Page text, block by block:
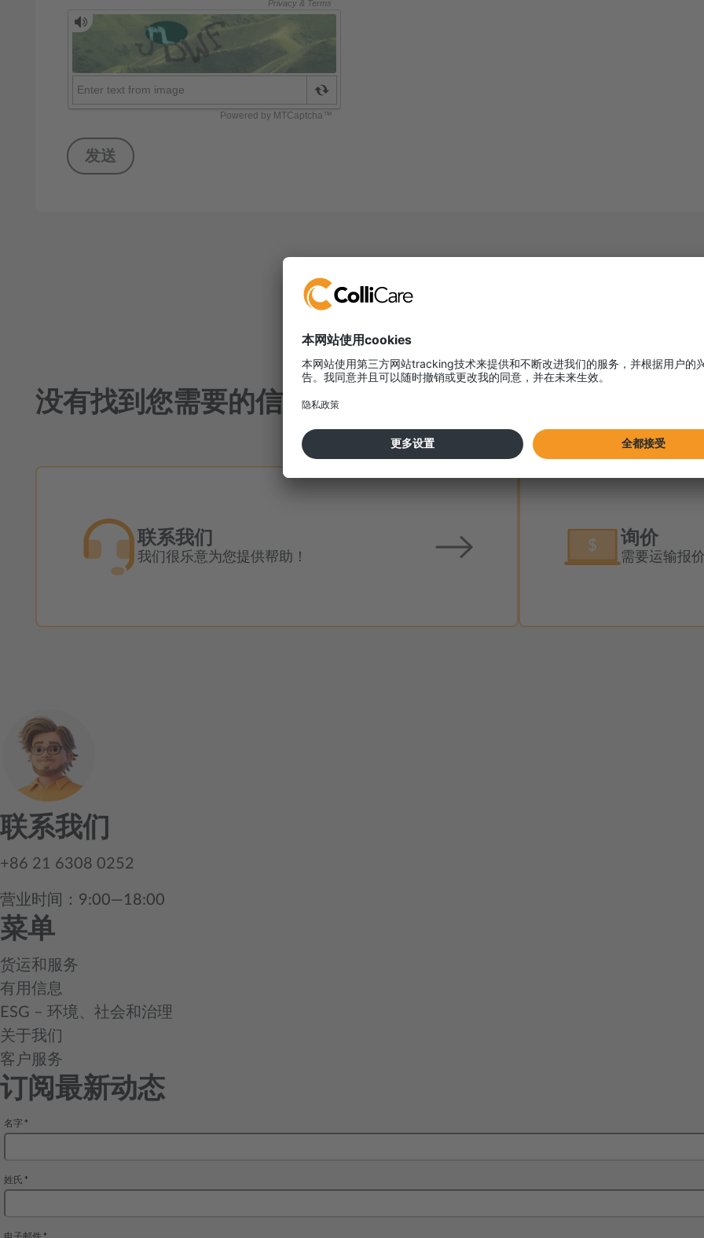
发送
没有找到您需要的信息？
联系我们
我们很乐意为您提供帮助！
询价
需要运输报
联系我们
+86 21 6308 0252
营业时间：9:00—18:00
菜单
货运和服务
有用信息
ESG – 环境、社会和治理
关于我们
客户服务
订阅最新动态